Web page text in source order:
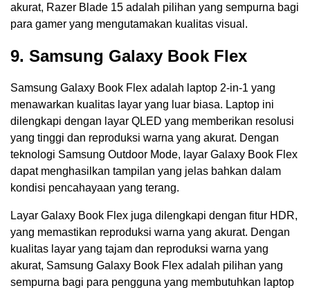
akurat, Razer Blade 15 adalah pilihan yang sempurna bagi
para gamer yang mengutamakan kualitas visual.
9. Samsung Galaxy Book Flex
Samsung Galaxy Book Flex adalah laptop 2-in-1 yang
menawarkan kualitas layar yang luar biasa. Laptop ini
dilengkapi dengan layar QLED yang memberikan resolusi
yang tinggi dan reproduksi warna yang akurat. Dengan
teknologi Samsung Outdoor Mode, layar Galaxy Book Flex
dapat menghasilkan tampilan yang jelas bahkan dalam
kondisi pencahayaan yang terang.
Layar Galaxy Book Flex juga dilengkapi dengan fitur HDR,
yang memastikan reproduksi warna yang akurat. Dengan
kualitas layar yang tajam dan reproduksi warna yang
akurat, Samsung Galaxy Book Flex adalah pilihan yang
sempurna bagi para pengguna yang membutuhkan laptop